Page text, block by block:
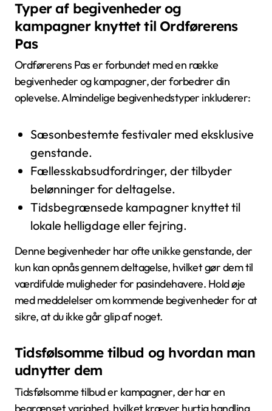
Typer af begivenheder og
kampagner knyttet til Ordførerens
Pas
Ordførerens Pas er forbundet med en række
begivenheder og kampagner, der forbedrer din
oplevelse. Almindelige begivenhedstyper inkluderer:
Sæsonbestemte festivaler med eksklusive
genstande.
Fællesskabsudfordringer, der tilbyder
belønninger for deltagelse.
Tidsbegrænsede kampagner knyttet til
lokale helligdage eller fejring.
Denne begivenheder har ofte unikke genstande, der
kun kan opnås gennem deltagelse, hvilket gør dem til
værdifulde muligheder for pasindehavere. Hold øje
med meddelelser om kommende begivenheder for at
sikre, at du ikke går glip af noget.
Tidsfølsomme tilbud og hvordan man
udnytter dem
Tidsfølsomme tilbud er kampagner, der har en
begrænset varighed, hvilket kræver hurtig handling